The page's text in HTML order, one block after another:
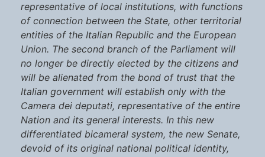
representative of local institutions, with functions
of connection between the State, other territorial
entities of the Italian Republic and the European
Union. The second branch of the Parliament will
no longer be directly elected by the citizens and
will be alienated from the bond of trust that the
Italian government will establish only with the
Camera dei deputati, representative of the entire
Nation and its general interests. In this new
differentiated bicameral system, the new Senate,
devoid of its original national political identity,